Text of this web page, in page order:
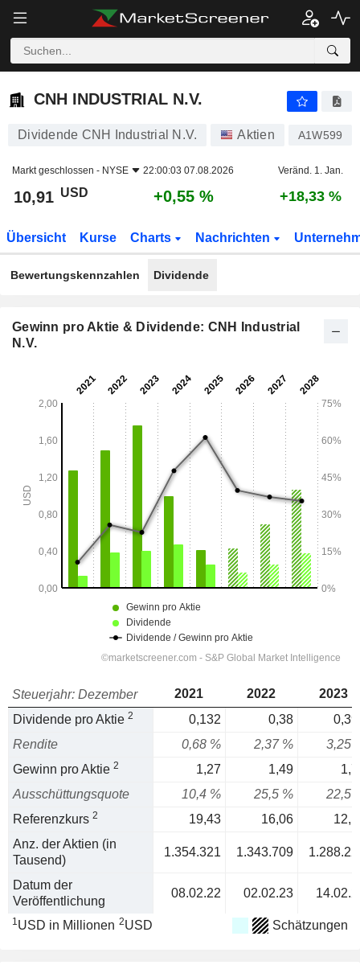
CNH INDUSTRIAL N.V.
CNH INDUSTRIAL N.V.
Dividende CNH Industrial N.V. Aktien A1W599
Markt geschlossen - NYSE 22:00:03 07.08.2026 Veränd. 1. Jan.
10,91 USD +0,55 % +18,33 %
Übersicht Kurse Charts Nachrichten
Bewertungskennzahlen Dividende
Gewinn pro Aktie & Dividende: CNH Industrial
N.V.
Steuerjahr: Dezember 2021 2022
2023
Dividende pro Aktie 2 0,132 0,38
Rendite
0,68 % 2,37 %
3,25
Gewinn pro Aktie 2 1,27 1,49
Ausschüttungsquote
10,4 % 25,5 %
22,5
Referenzkurs 2 19,43 16,06
Anz. der Aktien (in
Tausend)
1.354.321 1.343.709
Datum der
Veröffentlichung
08.02.22 02.02.23
1USD in Millionen 2USD Schätzungen